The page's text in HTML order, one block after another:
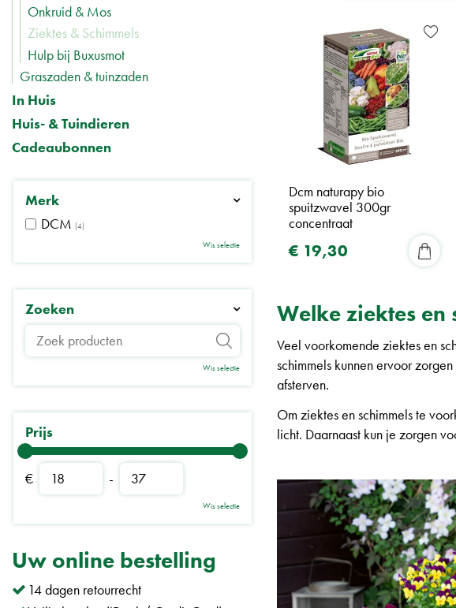
Dcm naturapy bio
spuitzwavel 300gr
concentraat
€ 19,30
Welke ziektes en
Veel voorkomende ziektes en
schimmels kunnen ervoor
afsterven.
Om ziektes en schimmels te
licht. Daarnaast kun je zorgen
Onkruid & Mos
Ziektes & Schimmels
Hulp bij Buxusmot
Graszaden & tuinzaden
In Huis
Huis- & Tuindieren
Cadeaubonnen
Merk
DCM (4)
Wis selectie
Zoeken
Wis selectie
Prijs
€ -
Wis selectie
​​Uw online bestelling
14 dagen retourrecht